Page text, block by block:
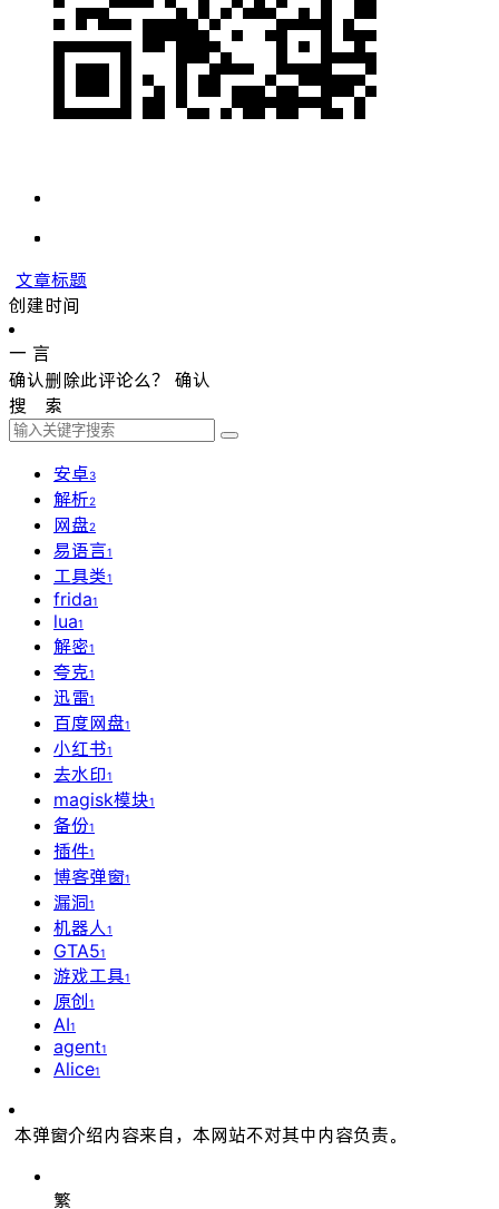
文章标题
创建时间
一 言
确认删除此评论么？
确认
搜 索
安卓3
解析2
网盘2
易语言1
工具类1
frida1
lua1
解密1
夸克1
迅雷1
百度网盘1
小红书1
去水印1
magisk模块1
备份1
插件1
博客弹窗1
漏洞1
机器人1
GTA51
游戏工具1
原创 1
AI1
agent1
Alice1
本弹窗介绍内容来自 ，本网站不对其中内容负责。
繁